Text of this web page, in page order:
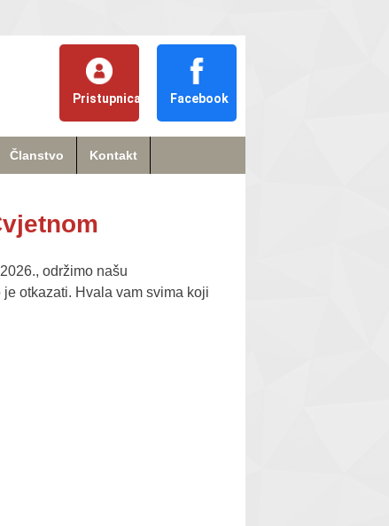
Pristupnica Facebook
Članstvo Kontakt
održimo našu
otkazati. Hvala vam svima koji